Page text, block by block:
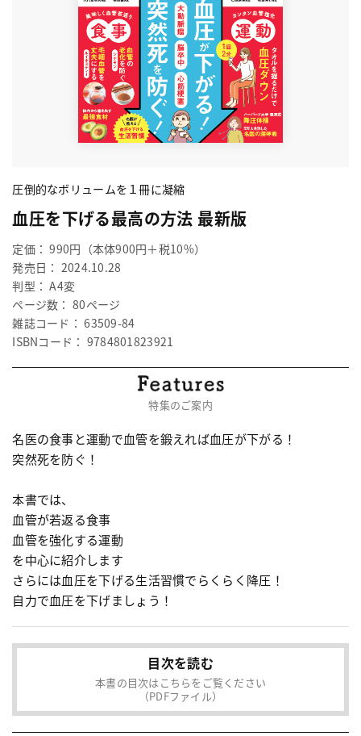
圧倒的なボリュームを１冊に凝縮
血圧を下げる最高の方法 最新版
定価： 990円（本体900円＋税10%）
発売日： 2024.10.28
判型： A4変
ページ数： 80ページ
雑誌コード： 63509-84
ISBNコード： 9784801823921
特集のご案内
名医の食事と運動で血管を鍛えれば血圧が下がる！
突然死を防ぐ！
本書では、
血管が若返る食事
血管を強化する運動
を中心に紹介します
さらには血圧を下げる生活習慣でらくらく降圧！
自力で血圧を下げましょう！
目次を読む
本書の目次はこちらをご覧ください
（PDFファイル）